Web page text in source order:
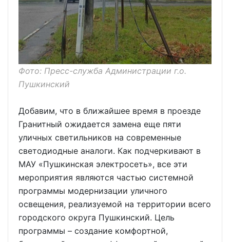
Фото: Пресс-служба Администрации г.о.
Пушкинский
Добавим, что в ближайшее время в проезде
Гранитный ожидается замена еще пяти
уличных светильников на современные
светодиодные аналоги. Как подчеркивают в
МАУ «Пушкинская электросеть», все эти
мероприятия являются частью системной
программы модернизации уличного
освещения, реализуемой на территории всего
городского округа Пушкинский. Цель
программы – создание комфортной,